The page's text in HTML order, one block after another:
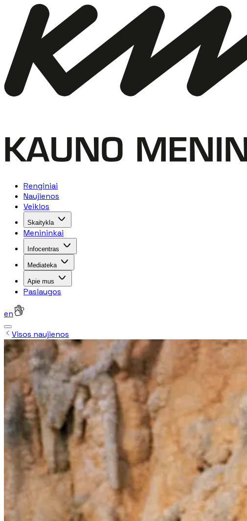
Renginiai
Naujienos
Veiklos
Skaitykla
Menininkai
Infocentras
Mediateka
Apie mus
Paslaugos
en
Visos naujienos